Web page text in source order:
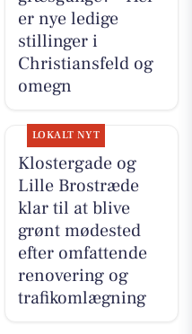
er nye ledige
stillinger i
Christiansfeld og
omegn
LOKALT NYT
Klostergade og
Lille Brostræde
klar til at blive
grønt mødested
efter omfattende
renovering og
trafikomlægning